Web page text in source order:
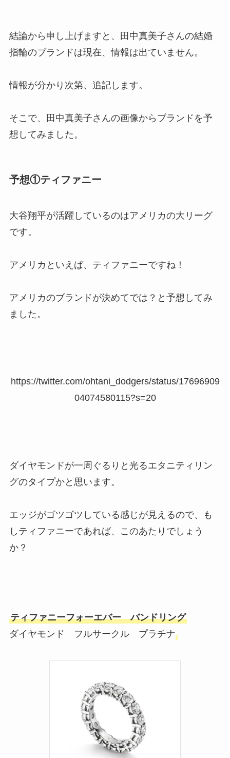
結論から申し上げますと、田中真美子さんの結婚
指輪のブランドは現在、情報は出ていません。
情報が分かり次第、追記します。
そこで、田中真美子さんの画像からブランドを予
想してみました。
予想①ティファニー
大谷翔平が活躍しているのはアメリカの大リーグ
です。
アメリカといえば、ティファニーですね！
アメリカのブランドが決めてでは？と予想してみ
ました。
https://twitter.com/ohtani_dodgers/status/17696909
04074580115?s=20
ダイヤモンドが一周ぐるりと光るエタニティリン
グのタイプかと思います。
エッジがゴツゴツしている感じが見えるので、も
しティファニーであれば、このあたりでしょう
か？
ティファニーフォーエバー バンドリング
ダイヤモンド フルサークル プラチナ